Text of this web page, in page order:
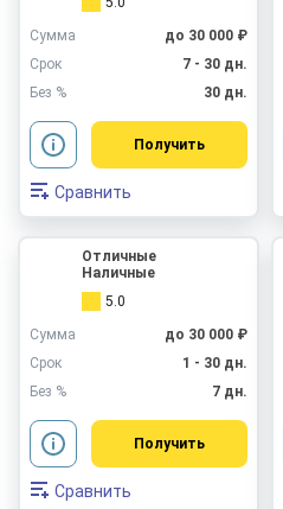
Сумма
до 30 000 ₽
Срок
7 - 30 дн.
Без %
30 дн.
Получить
Сравнить
Отличные
Наличные
5.0
Сумма
до 30 000 ₽
Срок
1 - 30 дн.
Без %
7 дн.
Получить
Сравнить